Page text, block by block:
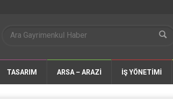
TASARIM ARSA – ARAZİ İŞ YÖNETİMİ